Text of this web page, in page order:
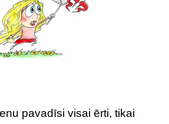
pavadīsi visai ērti, tikai